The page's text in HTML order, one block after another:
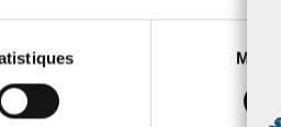
être précises à plusieurs